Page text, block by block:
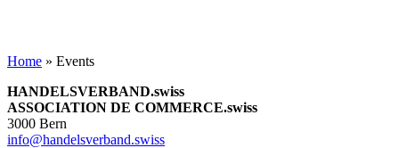
Home » Events
HANDELSVERBAND.swiss
ASSOCIATION DE COMMERCE.swiss
3000 Bern
info@handelsverband.swiss